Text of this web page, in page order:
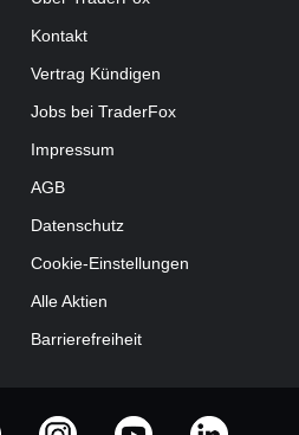
Kontakt
Vertrag Kündigen
Jobs bei TraderFox
Impressum
AGB
Datenschutz
Cookie-Einstellungen
Alle Aktien
Barrierefreiheit